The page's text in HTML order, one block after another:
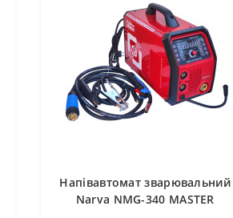
Напівавтомат зварювальний
Narva NMG-340 MASTER